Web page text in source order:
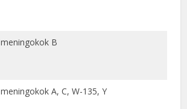
meningokok B
meningokok A, C, W-135, Y